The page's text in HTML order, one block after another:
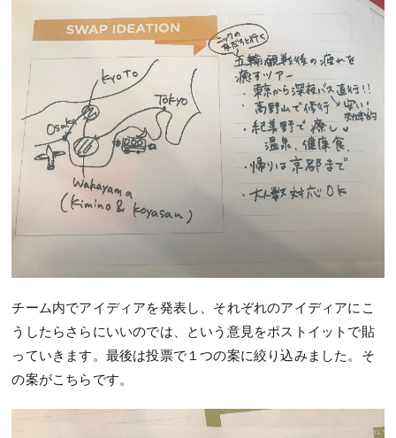
チーム内でアイディアを発表し、それぞれのアイディアにこ
うしたらさらにいいのでは、という意見をポストイットで貼
っていきます。最後は投票で１つの案に絞り込みました。そ
の案がこちらです。